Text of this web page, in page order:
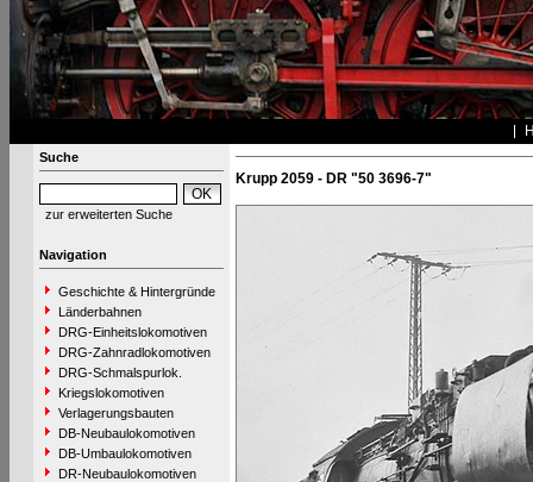
Suche
zur erweiterten Suche
Navigation
Geschichte & Hintergründe
Länderbahnen
DRG-Einheitslokomotiven
DRG-Zahnradlokomotiven
DRG-Schmalspurlok.
Kriegslokomotiven
Verlagerungsbauten
DB-Neubaulokomotiven
DB-Umbaulokomotiven
DR-Neubaulokomotiven
Krupp 2059 - DR "50 3696-7"